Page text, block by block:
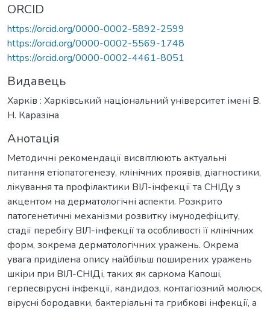
ORCID
https://orcid.org/0000-0002-5892-2599
https://orcid.org/0000-0002-5569-1748
https://orcid.org/0000-0002-4461-8051
Видавець
Харків : Харківський національний університет імені В.
Н. Каразіна
Анотація
Методичні рекомендації висвітлюють актуальні
питання етіопатогенезу, клінічних проявів, діагностики,
лікування та профілактики ВІЛ-інфекції та СНІДу з
акцентом на дерматологічні аспекти. Розкрито
патогенетичні механізми розвитку імунодефіциту,
стадії перебігу ВІЛ-інфекції та особливості її клінічних
форм, зокрема дерматологічних уражень. Окрема
увага приділена опису найбільш поширених уражень
шкіри при ВІЛ-СНІДі, таких як саркома Капоші,
герпесвірусні інфекції, кандидоз, контагіозний молюск,
вірусні бородавки, бактеріальні та грибкові інфекції, а